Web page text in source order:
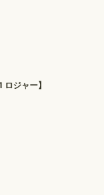
ジャー】